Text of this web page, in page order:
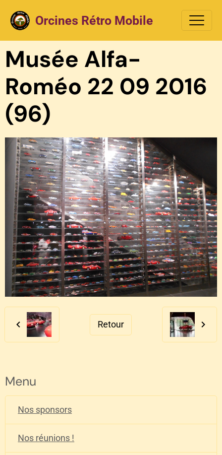
Orcines Rétro Mobile
Musée Alfa-
Roméo 22 09 2016
(96)
Retour
Menu
Nos sponsors
Nos réunions !